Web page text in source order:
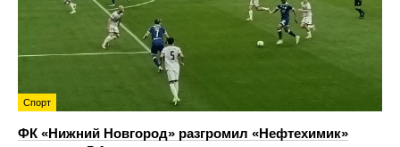
Спорт
ФК «Нижний Новгород» разгромил «Нефтехимик»